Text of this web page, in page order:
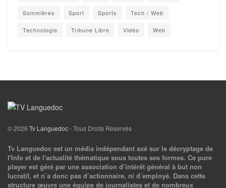
Sommières Sport Sports Tech / Web
Technologie Tribune Libre Vidéo Web
© 2026 Tv Languedoc- Tous Droits Réservés
Tv Languedoc est un média indépendant axé sur le décryptage de
l'Info et de l'actualité thématique sous toutes ses formes. Ce pure
player est géré par une association d’intérêt général à but non
lucratif, et n’a donc pas d’actionnaire, ni d’employé. Dans cette
structure œuvre une équipe de journalistes et de nombreux